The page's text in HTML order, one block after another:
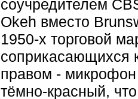
соучредителем
Okeh вместо
1950-х торговой
соприкасающихся
правом -
тёмно-красный,